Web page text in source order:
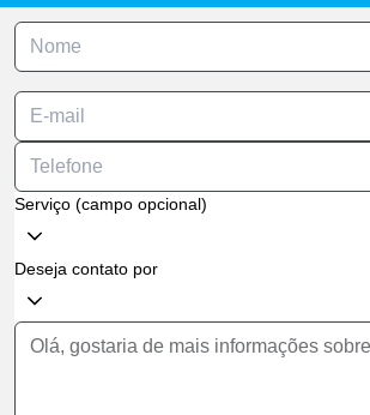
Serviço (campo opcional)
Deseja contato por